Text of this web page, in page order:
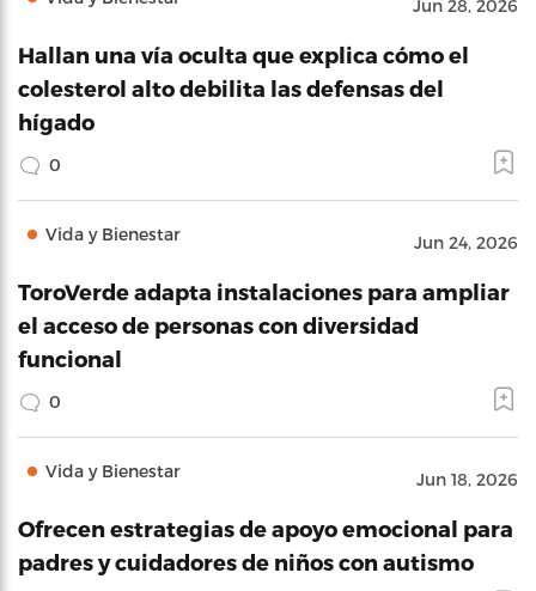
Jun 28, 2026
Hallan una vía oculta que explica cómo el
colesterol alto debilita las defensas del
hígado
0
Vida y Bienestar Jun 24, 2026
ToroVerde adapta instalaciones para ampliar
el acceso de personas con diversidad
funcional
0
Vida y Bienestar Jun 18, 2026
Ofrecen estrategias de apoyo emocional para
padres y cuidadores de niños con autismo